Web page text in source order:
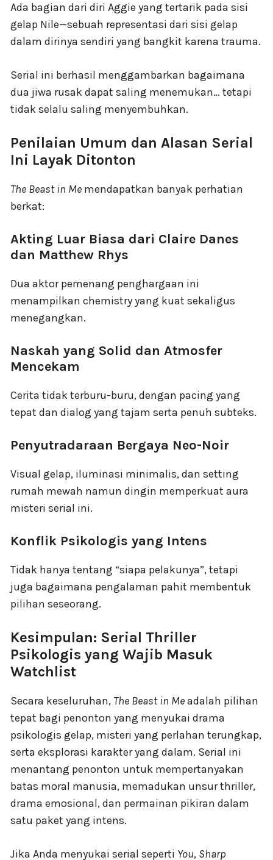
Ada bagian dari diri Aggie yang tertarik pada sisi
gelap Nile—sebuah representasi dari sisi gelap
dalam dirinya sendiri yang bangkit karena trauma.
Serial ini berhasil menggambarkan bagaimana
dua jiwa rusak dapat saling menemukan… tetapi
tidak selalu saling menyembuhkan.
Penilaian Umum dan Alasan Serial
Ini Layak Ditonton
The Beast in Me mendapatkan banyak perhatian
berkat:
Akting Luar Biasa dari Claire Danes
dan Matthew Rhys
Dua aktor pemenang penghargaan ini
menampilkan chemistry yang kuat sekaligus
menegangkan.
Naskah yang Solid dan Atmosfer
Mencekam
Cerita tidak terburu-buru, dengan pacing yang
tepat dan dialog yang tajam serta penuh subteks.
Penyutradaraan Bergaya Neo-Noir
Visual gelap, iluminasi minimalis, dan setting
rumah mewah namun dingin memperkuat aura
misteri serial ini.
Konflik Psikologis yang Intens
Tidak hanya tentang “siapa pelakunya”, tetapi
juga bagaimana pengalaman pahit membentuk
pilihan seseorang.
Kesimpulan: Serial Thriller
Psikologis yang Wajib Masuk
Watchlist
Secara keseluruhan, The Beast in Meadalah pilihan
tepat bagi penonton yang menyukai drama
psikologis gelap, misteri yang perlahan terungkap,
serta eksplorasi karakter yang dalam. Serial ini
menantang penonton untuk mempertanyakan
batas moral manusia, memadukan unsur thriller,
drama emosional, dan permainan pikiran dalam
satu paket yang intens.
Jika Anda menyukai serial seperti You, Sharp